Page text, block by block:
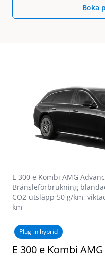
Boka
E 300 e Kombi AMG
Bränsleförbrukning
CO2-utsläpp 50 g/km,
km
Plug-in hybrid
E 300 e Kombi